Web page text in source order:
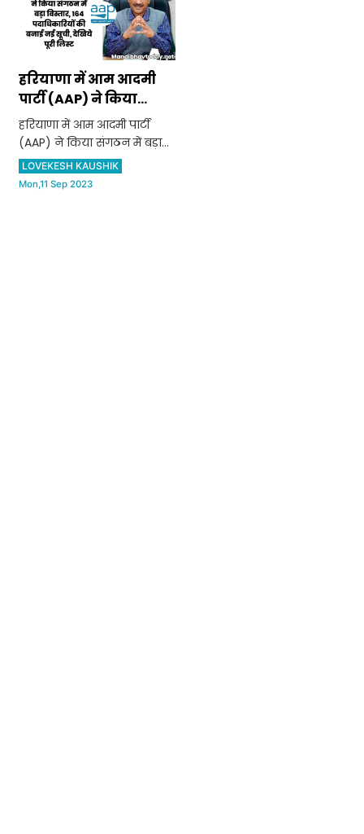
दिल्लीवासियों के लिए नई
उम्मीद लेकर आए हैं। उप
हरियाणा में आम आदमी
पार्टी (AAP) ने किया
संगठन में बड़ा विस्तार, 164
पदाधिकारियों की बनाई
नई सूची,
हरियाणा में आम आदमी पार्टी
(AAP) ने किया संगठन में बड़ा
विस्तार, 164 पदाधिकारियों की
बनाई नई सूची, देखिये पूरी लिस्ट
LOVEKESH KAUSHIK
Mon,11 Sep 2023